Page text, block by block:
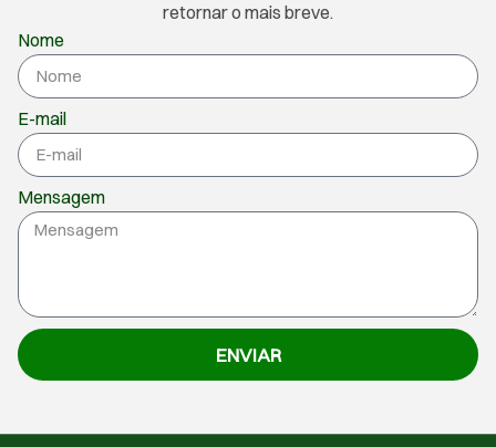
retornar o mais breve.
Nome
E-mail
Mensagem
ENVIAR